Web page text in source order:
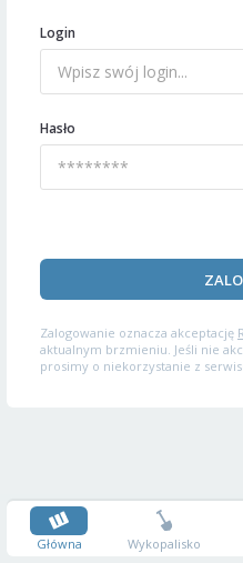
Login
Hasło
Zalogowanie oznacza akceptację
aktualnym brzmieniu. Jeśli nie
prosimy o niekorzystanie z
Główna Wykopalisko